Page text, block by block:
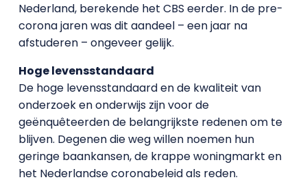
Nederland, berekende het CBS eerder. In de pre-
corona jaren was dit aandeel – een jaar na
afstuderen – ongeveer gelijk.
Hoge levensstandaard
De hoge levensstandaard en de kwaliteit van
onderzoek en onderwijs zijn voor de
geënquêteerden de belangrijkste redenen om te
blijven. Degenen die weg willen noemen hun
geringe baankansen, de krappe woningmarkt en
het Nederlandse coronabeleid als reden.